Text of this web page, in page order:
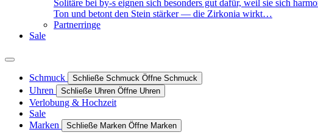
Solitäre bei by-s eignen sich besonders gut dafür, weil sie sich
Ton und betont den Stein stärker — die Zirkonia wirkt…
Partnerringe
Sale
Schmuck Schließe Schmuck Öffne Schmuck
Uhren Schließe Uhren Öffne Uhren
Verlobung & Hochzeit
Sale
Marken
Schließe Marken Öffne Marken